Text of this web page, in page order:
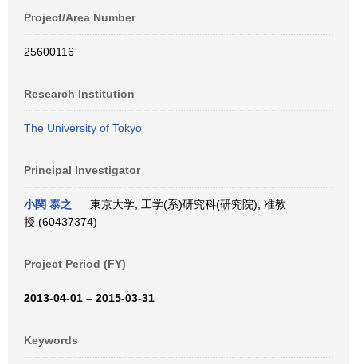
Project/Area Number
25600116
Research Institution
The University of Tokyo
Principal Investigator
小関 泰之
東京大学, 工学(系)研究科(研究院), 准教
授 (60437374)
Project Period (FY)
2013-04-01 – 2015-03-31
Keywords